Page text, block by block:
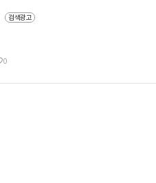
검색광고
0